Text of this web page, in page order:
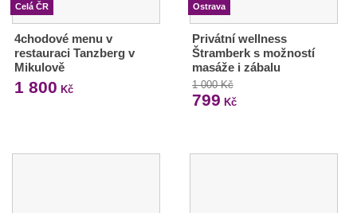
Celá ČR
4chodové menu v
restauraci Tanzberg v
Mikulově
1 800 Kč
Ostrava
Privátní wellness
Štramberk s možností
masáže i zábalu
1 000 Kč
799 Kč